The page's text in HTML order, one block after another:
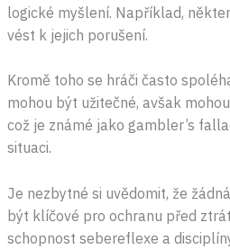
logické myšlení. Například,
vést k jejich porušení.
Kromě toho se hráči často
mohou být užitečné, avšak
což je známé jako gambler’s
situaci.
Je nezbytné si uvědomit, že
být klíčové pro ochranu před
schopnost sebereflexe a